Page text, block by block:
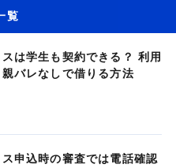
覧
は学生も契約できる？ 利用
バレなしで借りる方法
申込時の審査では電話確認